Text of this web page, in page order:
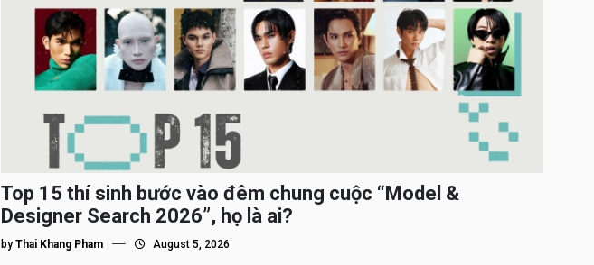
Top 15 thí sinh bước vào đêm chung cuộc “Model &
Designer Search 2026”, họ là ai?
by Thai Khang Pham August 5, 2026